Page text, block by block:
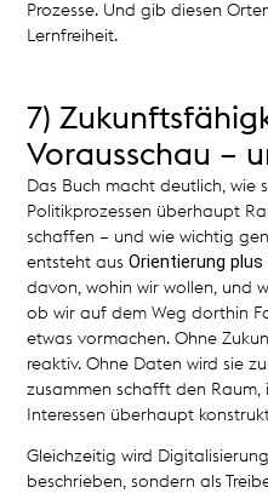
Prozesse. Und gib diesen
Lernfreiheit.
7)
Vorausschau –
Das Buch macht deutlich, wie
Politikprozessen überhaupt
schaffen – und wie wichtig
entsteht ausOrientierung plus
davon, wohin wir wollen, und
ob wir auf dem Weg dorthin
etwas vormachen. Ohne
reaktiv. Ohne Daten wird sie
zusammen schafft den Raum,
Interessen überhaupt
Gleichzeitig wird
beschrieben, sondern als